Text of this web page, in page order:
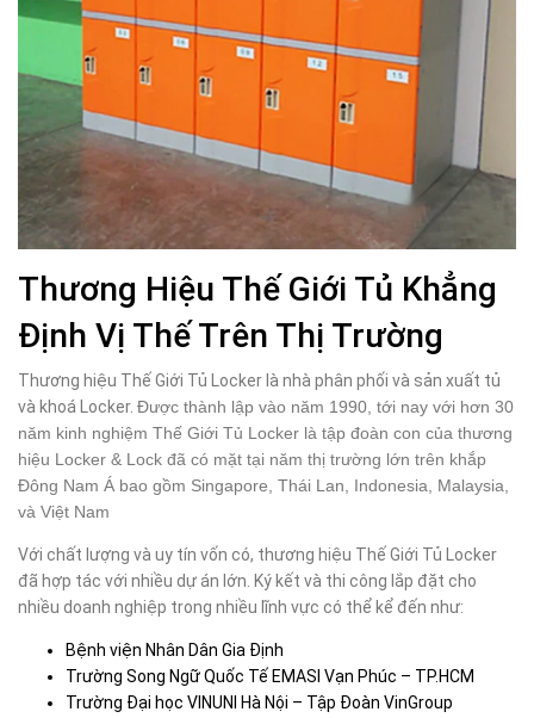
Thương Hiệu Thế Giới Tủ Khẳng
Định Vị Thế Trên Thị Trường
Thương hiệu Thế Giới Tủ Locker là nhà phân phối và sản xuất tủ
và khoá Locker. Được thành lập vào năm 1990, tới nay với hơn 30
năm kinh nghiệm Thế Giới Tủ Locker là tập đoàn con của thương
hiệu Locker & Lock đã có mặt tại năm thị trường lớn trên khắp
Đông Nam Á bao gồm Singapore, Thái Lan, Indonesia, Malaysia,
và Việt Nam
Với chất lượng và uy tín vốn có, thương hiệu Thế Giới Tủ Locker
đã hợp tác với nhiều dự án lớn. Ký kết và thi công lắp đặt cho
nhiều doanh nghiệp trong nhiều lĩnh vực có thể kể đến như:
Bệnh viện Nhân Dân Gia Định
Trường Song Ngữ Quốc Tế EMASI Vạn Phúc – TP.HCM
Trường Đại học VINUNI Hà Nội – Tập Đoàn VinGroup